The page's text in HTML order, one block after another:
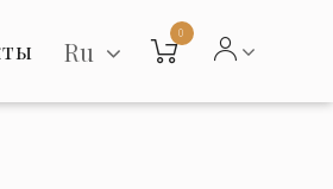
Ru
0